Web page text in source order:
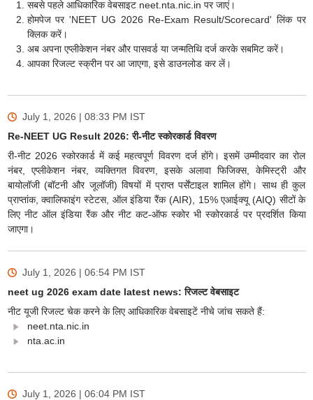
सबसे पहले आधिकारिक वेबसाइट neet.nta.nic.in पर जाएं।
होमपेज पर 'NEET UG 2026 Re-Exam Result/Scorecard' लिंक पर
क्लिक करें।
अब अपना एप्लीकेशन नंबर और पासवर्ड या जन्मतिथि दर्ज करके सबमिट करें।
आपका रिजल्ट स्क्रीन पर आ जाएगा, इसे डाउनलोड कर लें।
July 1, 2026 | 08:33 PM IST
Re-NEET UG Result 2026: री-नीट स्कोरकार्ड विवरण
री-नीट 2026 स्कोरकार्ड में कई महत्वपूर्ण विवरण दर्ज होंगे। इसमें उम्मीदवार का रोल
नंबर, एप्लीकेशन नंबर, व्यक्तिगत विवरण, इसके अलावा फिजिक्स, केमिस्ट्री और
बायोलॉजी (बॉटनी और जूलॉजी) विषयों में प्राप्त पर्सेंटाइल शामिल होंगे। साथ ही कुल
प्राप्तांक, क्वालिफाइंग स्टेटस, ऑल इंडिया रैंक (AIR), 15% एआईक्यू (AIQ) सीटों के
लिए नीट ऑल इंडिया रैंक और नीट कट-ऑफ स्कोर भी स्कोरकार्ड पर प्रदर्शित किया
जाएगा।
July 1, 2026 | 06:54 PM IST
neet ug 2026 exam date latest news: रिजल्ट वेबसाइट
नीट यूजी रिजल्ट चेक करने के लिए आधिकारिक वेबसाइटें नीचे जांच सकते हैं:
neet.nta.nic.in
nta.ac.in
July 1, 2026 | 06:04 PM IST